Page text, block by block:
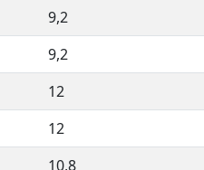
9,2
9,2
12
12
10,8